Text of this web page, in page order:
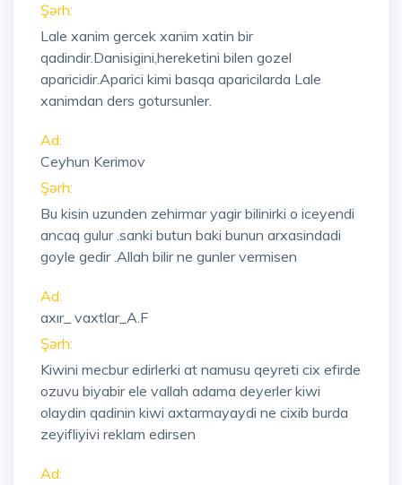
Şərh:
Lale xanim gercek xanim xatin bir
qadindir.Danisigini,hereketini bilen gozel
aparicidir.Aparici kimi basqa aparicilarda Lale
xanimdan ders gotursunler.
Ad:
Ceyhun Kerimov
Şərh:
Bu kisin uzunden zehirmar yagir bilinirki o iceyendi
ancaq gulur .sanki butun baki bunun arxasindadi
goyle gedir .Allah bilir ne gunler vermisen
Ad:
axır_ vaxtlar_A.F
Şərh:
Kiwini mecbur edirlerki at namusu qeyreti cix efirde
ozuvu biyabir ele vallah adama deyerler kiwi
olaydin qadinin kiwi axtarmayaydi ne cixib burda
zeyifliyivi reklam edirsen
Ad: